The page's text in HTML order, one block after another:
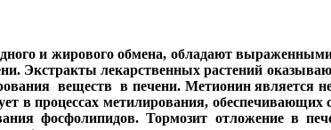
и жирового обмена, обладают
Экстракты лекарственных растений
веществ в печени. Метионин является
в процессах метилирования, обеспечивающих
фосфолипидов. Тормозит отложение в